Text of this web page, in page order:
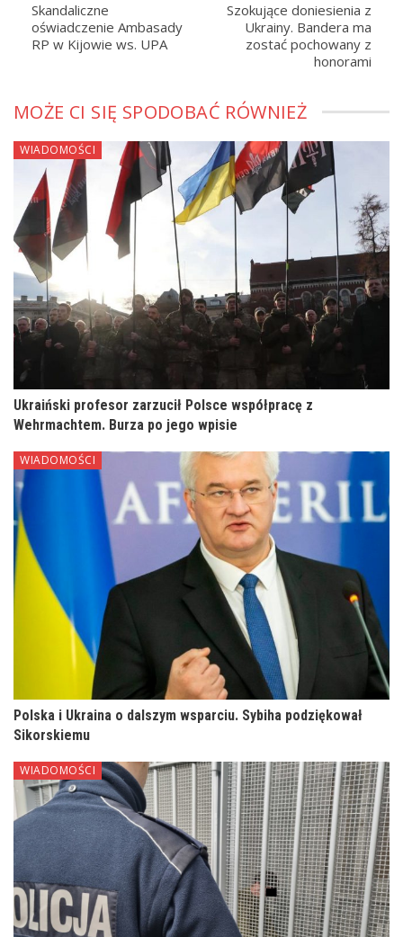
Skandaliczne
oświadczenie Ambasady
RP w Kijowie ws. UPA
Szokujące doniesienia z
Ukrainy. Bandera ma
zostać pochowany z
honorami
MOŻE CI SIĘ SPODOBAĆ RÓWNIEŻ
WIADOMOŚCI
Ukraiński profesor zarzucił Polsce współpracę z
Wehrmachtem. Burza po jego wpisie
WIADOMOŚCI
Polska i Ukraina o dalszym wsparciu. Sybiha podziękował
Sikorskiemu
WIADOMOŚCI